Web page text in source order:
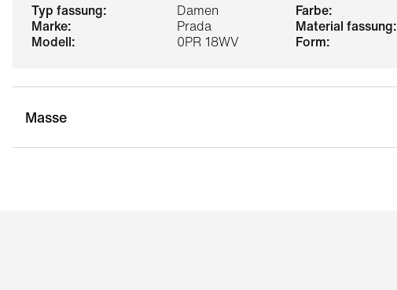
typ fassung: Damen farbe:
marke:
Prada material fassung:
modell:
0PR 18WV form:
Masse